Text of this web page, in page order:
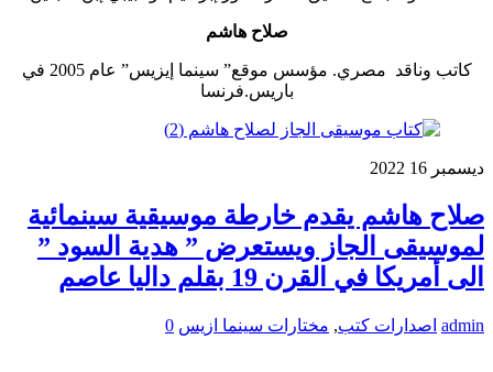
صلاح هاشم
كاتب وناقد مصري. مؤسس موقع” سينما إيزيس” عام 2005 في
باريس.فرنسا
ديسمبر 16
2022
صلاح هاشم يقدم خارطة موسيقية سينمائية
لموسيقى الجاز ويستعرض ” هدية السود ”
الى أمريكا في القرن 19 بقلم داليا عاصم
admin اصدارات كتب, مختارات سينما ازيس 0